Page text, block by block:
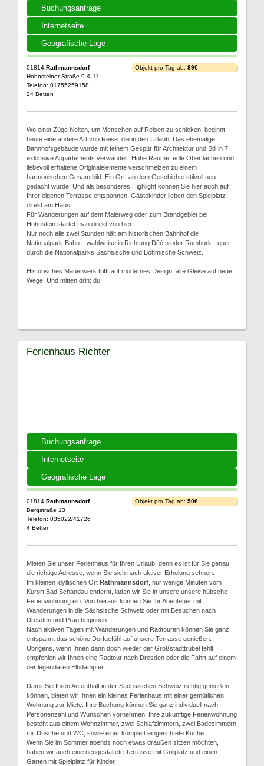
Buchungsanfrage
Internetseite
Geografische Lage
01814 Rathmannsdorf
Hohnsteiner Straße 9 & 11
Telefon: 01755259158
24 Betten
Objekt pro Tag ab: 89€
Wo einst Züge hielten, um Menschen auf Reisen zu schicken, beginnt
heute eine andere Art von Reise: die in den Urlaub. Das ehemalige
Bahnhofsgebäude wurde mit feinem Gespür für Architektur und Stil in 7
exklusive Appartements verwandelt. Hohe Räume, edle Oberflächen und
liebevoll erhaltene Originalelemente verschmelzen zu einem
harmonischen Gesamtbild. Ein Ort, an dem Geschichte stilvoll neu
gedacht wurde. Und als besonderes Highlight können Sie hier auch auf
Ihrer eigenen Terrasse entspannen. Gästekinder lieben den Spielplatz
direkt am Haus.
Für Wanderungen auf dem Malerweg oder zum Brandgebiet bei
Hohnstein startet man direkt von hier.
Nur noch alle zwei Stunden hält am historischen Bahnhof die
Nationalpark-Bahn – wahlweise in Richtung Děčín oder Rumburk - quer
durch die Nationalparks Sächsische und Böhmische Schweiz.
Historisches Mauerwerk trifft auf modernes Design, alte Gleise auf neue
Wege. Und mitten drin: du.
Buchungsanfrage
Internetseite
Geografische Lage
Ferienhaus Richter
01814 Rathmannsdorf
Bergstraße 13
Telefon: 035022/41726
4 Betten
Objekt pro Tag ab: 50€
Mieten Sie unser Ferienhaus für Ihren Urlaub, denn es ist für Sie genau
die richtige Adresse, wenn Sie sich nach aktiver Erholung sehnen.
Im kleinen idyllischen Ort Rathmannsdorf , nur wenige Minuten vom
Kurort Bad Schandau entfernt, laden wir Sie in unsere unsere hübsche
Ferienwohnung ein. Von hieraus können Sie Ihr Abenteuer mit
Wanderungen in die Sächsische Schweiz oder mit Besuchen nach
Dresden und Prag beginnen.
Nach aktiven Tagen mit Wanderungen und Radtouren können Sie ganz
entspannt das schöne Dorfgefühl auf unsere Terrasse genießen.
Übrigens, wenn Ihnen dann doch wieder der Großstadttrubel fehlt,
empfehlen wir Ihnen eine Radtour nach Dresden oder die Fahrt auf einem
der legendären Elbdampfer.
Damit Sie Ihren Aufenthalt in der Sächsischen Schweiz richtig genießen
können, bieten wir Ihnen ein kleines Ferienhaus mit einer gemütlichen
Wohnung zur Miete. Ihre Buchung können Sie ganz individuell nach
Personenzahl und Wünschen vornehmen. Ihre zukünftige Ferienwohnung
besteht aus einem Wohnzimmer, zwei Schlafzimmern, zwei Badezimmern
mit Dusche und WC, sowie einer komplett eingerichtete Küche.
Wenn Sie im Sommer abends noch etwas draußen sitzen möchten,
haben wir auch eine neugestaltete Terrasse mit Grillplatz und einen
Garten mit Spielplatz für Kinder.